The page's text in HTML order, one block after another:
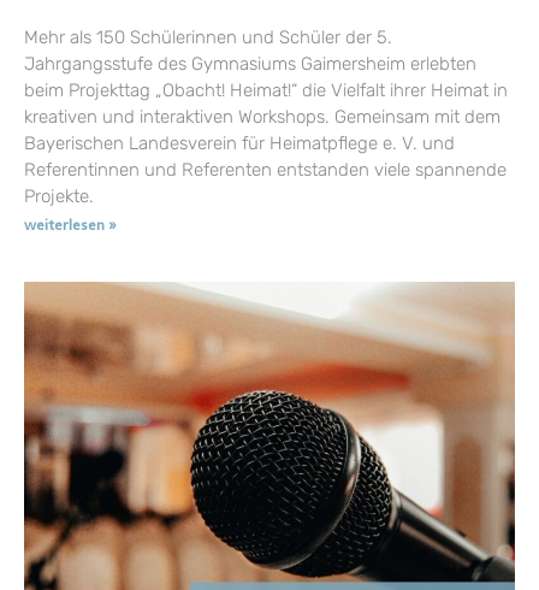
Mehr als 150 Schülerinnen und Schüler der 5.
Jahrgangsstufe des Gymnasiums Gaimersheim erlebten
beim Projekttag „Obacht! Heimat!“ die Vielfalt ihrer Heimat in
kreativen und interaktiven Workshops. Gemeinsam mit dem
Bayerischen Landesverein für Heimatpflege e. V. und
Referentinnen und Referenten entstanden viele spannende
Projekte.
weiterlesen »